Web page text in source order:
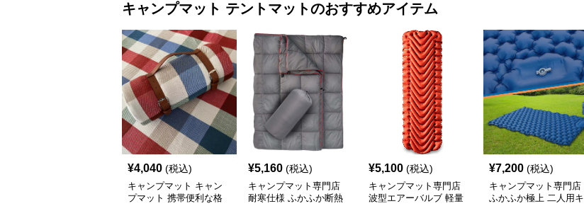
キャンプマット テントマットのおすすめアイテム
¥4,040 (税込)
キャンプマット キャン
プマット 携帯便利な格
¥5,160 (税込)
キャンプマット専門店
耐寒仕様 ふかふか断熱
¥5,100 (税込)
キャンプマット専門店
波型エアーバルブ 軽量
¥7,200 (税込)
キャンプマット専門店
ふかふか極上 二人用キ